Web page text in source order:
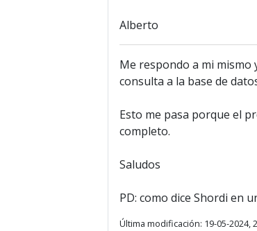
Alberto
Me respondo a mi
consulta a la base de
Esto me pasa porque el
completo.
Saludos
PD: como dice Shordi en
Última modificación: 19-05-2024,